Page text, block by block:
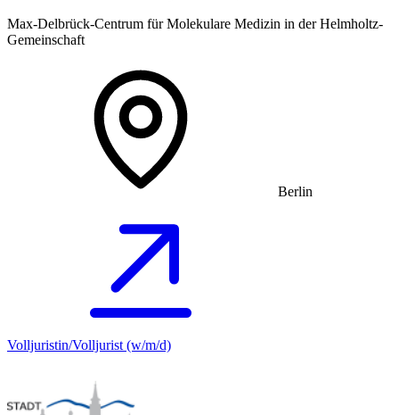
Max-Delbrück-Centrum für Molekulare Medizin in der Helmholtz-
Gemeinschaft
Berlin
Volljuristin/Volljurist (w/m/d)